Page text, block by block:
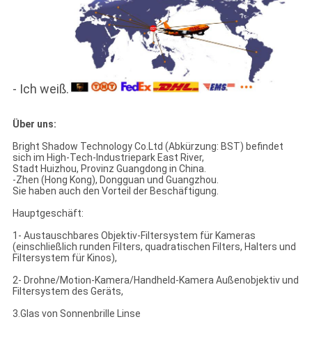
- Ich weiß.
Über uns:
Bright Shadow Technology Co.Ltd (Abkürzung: BST) befindet
sich im High-Tech-Industriepark East River,
Stadt Huizhou, Provinz Guangdong in China.
-Zhen (Hong Kong), Dongguan und Guangzhou.
Sie haben auch den Vorteil der Beschäftigung.
Hauptgeschäft:
1- Austauschbares Objektiv-Filtersystem für Kameras
(einschließlich runden Filters, quadratischen Filters, Halters und
Filtersystem für Kinos),
2- Drohne/Motion-Kamera/Handheld-Kamera Außenobjektiv und
Filtersystem des Geräts,
3.Glas von Sonnenbrille Linse